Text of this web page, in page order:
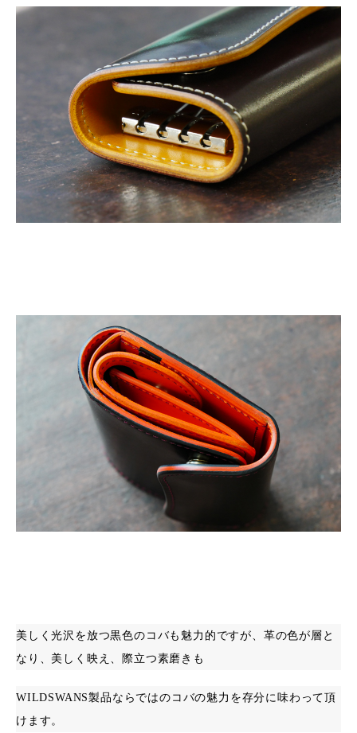
美しく光沢を放つ黒色のコバも魅力的ですが、革の色が層と
なり、美しく映え、際立つ素磨きも
WILDSWANS製品ならではのコバの魅力を存分に味わって頂
けます。